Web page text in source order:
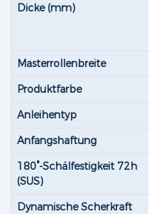
Dicke (mm)
Masterrollenbreite
Produktfarbe
Anleihentyp
Anfangshaftung
180°-Schälfestigkeit 72h
(SUS)​
Dynamische Scherkraft